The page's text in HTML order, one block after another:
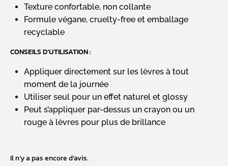
Texture confortable, non collante
Formule végane, cruelty-free et emballage
recyclable
CONSEILS D’UTILISATION :
Appliquer directement sur les lèvres à tout
moment de la journée
Utiliser seul pour un effet naturel et glossy
Peut s’appliquer par-dessus un crayon ou un
rouge à lèvres pour plus de brillance
Il n’y a pas encore d’avis.